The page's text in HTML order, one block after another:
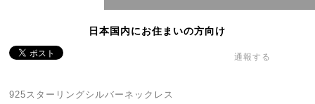
日本国内にお住まいの方向け
通報する
925スターリングシルバーネックレス